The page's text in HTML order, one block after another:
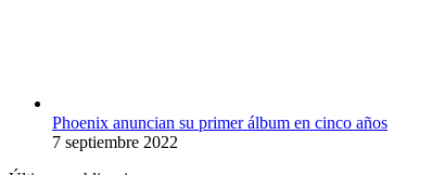
Phoenix anuncian su primer álbum en cinco años
7 septiembre 2022